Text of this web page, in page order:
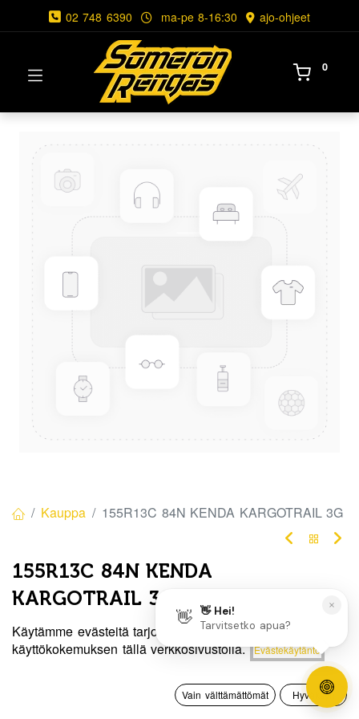
Hinta:
Lisää ostoskoriin
0
Toivelista Tili
02 748 6390 ma-pe 8-16:30 ajo-ohjeet
0
Kauppa 155R13C 84N KENDA KARGOTRAIL 3G
155R13C 84N KENDA
KARGOTRAIL 3G
Tuotekoodi: 330276
Tällä tuotteella ei ole kelvollista yhdistelmää.
Käytämme evästeitä tarjotaksemme sinulle paremman
käyttökokemuksen tällä verkkosivustolla.
Evästekäytäntö
Vain välttämättömät Hyväksyn